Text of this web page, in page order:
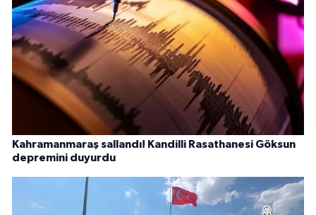
Kahramanmaraş sallandı! Kandilli Rasathanesi Göksun
depremini duyurdu